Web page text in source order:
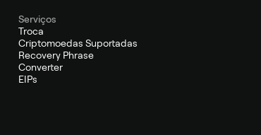
Serviços
Troca
Criptomoedas Suportadas
Recovery Phrase
Converter
EIPs